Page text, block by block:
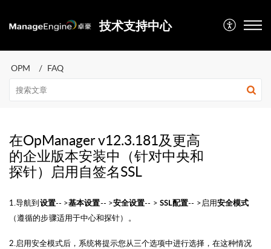
技术支持中心
OPM FAQ
在OpManager v12.3.181及更高
的企业版本安装中（针对中央和
探针）启用自签名SSL
1.导航到设置-- >基本设置-- >安全设置-- > SSL配置-- >启用安全模式
（遵循的步骤适用于中心和探针）。
2.启用安全模式后，系统将提示您从三个选项中进行选择， 在这种情况